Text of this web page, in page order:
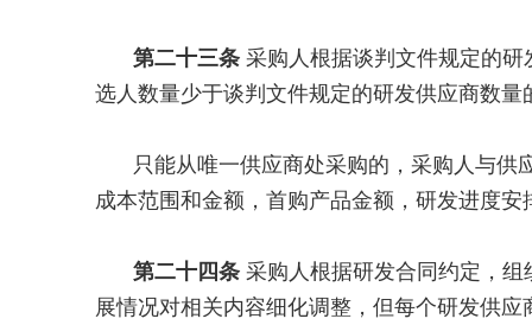
第二十三条 采购人根据谈判文件规定的
选人数量少于谈判文件规定的研发供应商数
只能从唯一供应商处采购的，采购人与
成本范围和金额，首购产品金额，研发进度
第二十四条 采购人根据研发合同约定，
展情况对相关内容细化调整，但每个研发供